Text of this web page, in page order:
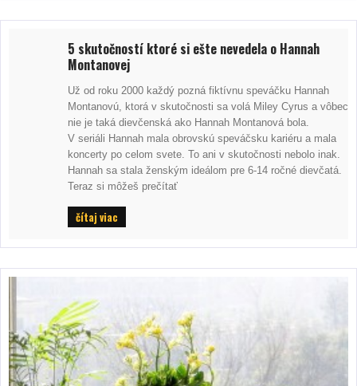
5 skutočností ktoré si ešte nevedela o Hannah
Montanovej
Už od roku 2000 každý pozná fiktívnu speváčku Hannah
Montanovú, ktorá v skutočnosti sa volá Miley Cyrus a vôbec
nie je taká dievčenská ako Hannah Montanová bola.
V seriáli Hannah mala obrovskú speváčsku kariéru a mala
koncerty po celom svete. To ani v skutočnosti nebolo inak.
Hannah sa stala ženským ideálom pre 6-14 ročné dievčatá.
Teraz si môžeš prečítať
čítaj viac